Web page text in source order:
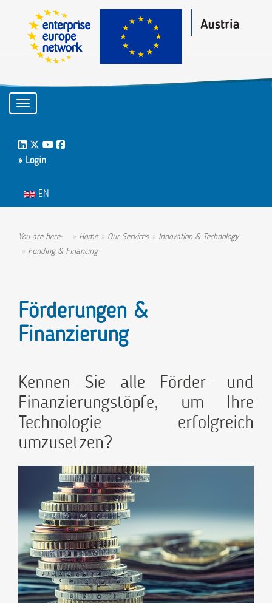
Toggle navigation
LinkedIn
Twitter
Youtube
Facebook
» Login
Select your language
EN
You are here: Home Our Services
Innovation & Technology
Funding & Financing
Förderungen &
Finanzierung
Kennen Sie alle Förder- und
Finanzierungstöpfe, um Ihre
Technologie erfolgreich
umzusetzen?